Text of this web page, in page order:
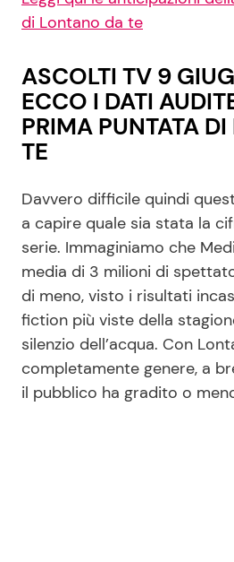
di Lontano da te
ASCOLTI TV 9
ECCO I DATI
PRIMA PUNTATA
TE
Davvero difficile quindi
a capire quale sia stata la
serie. Immaginiamo che
media di 3 milioni di
di meno, visto i risultati
fiction più viste della
silenzio dell’acqua. Con
completamente genere, a
il pubblico ha gradito o